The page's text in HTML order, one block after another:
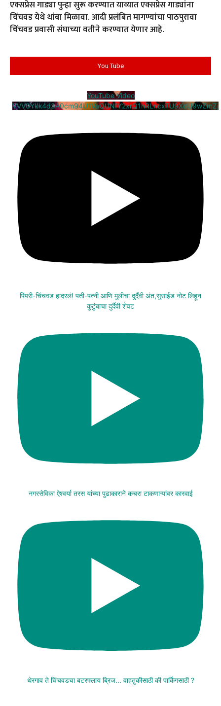
एक्सप्रेस गाड्या पुन्हा सुरू करण्यात याव्यात एक्सप्रेस गाड्यांना
चिंचवड येथे थांबा मिळावा. आदी प्रलंबित मागण्यांचा पाठपुरावा
चिंचवड प्रवासी संघाच्या वतीने करण्यात येणार आहे.
You Tube
YouTube Video
VVV0Ykk4d3A0cm94U1VaQUNfY2xrQ1hRLncxTU9XdU9wZmZj
पिंपरी-चिंचवड हादरलं! पती-पत्नी आणि मुलीचा दुर्दैवी अंत,सुसाईड नोट लिहून
कुटुंबाचा दुर्दैवी शेवट
नगरसेविका ऐश्वर्या तरस यांच्या पुढाकाराने कचरा टाकणाऱ्यांवर कारवाई
थेरगाव ते चिंचवडचा बटरफ्लाय ब्रिज... वाहतुकीसाठी की पार्किंगसाठी ?